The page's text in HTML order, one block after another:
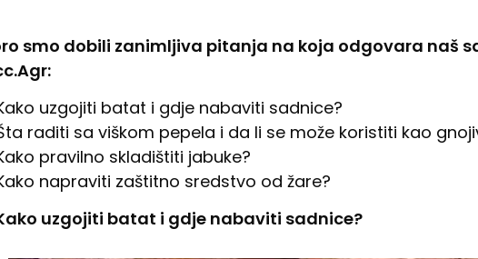
smo dobili zanimljiva pitanja na koja odgovara naš
uzgojiti batat i gdje nabaviti sadnice?
raditi sa viškom pepela i da li se može koristiti kao
pravilno skladištiti jabuke?
napraviti zaštitno sredstvo od žare?
uzgojiti batat i gdje nabaviti sadnice?